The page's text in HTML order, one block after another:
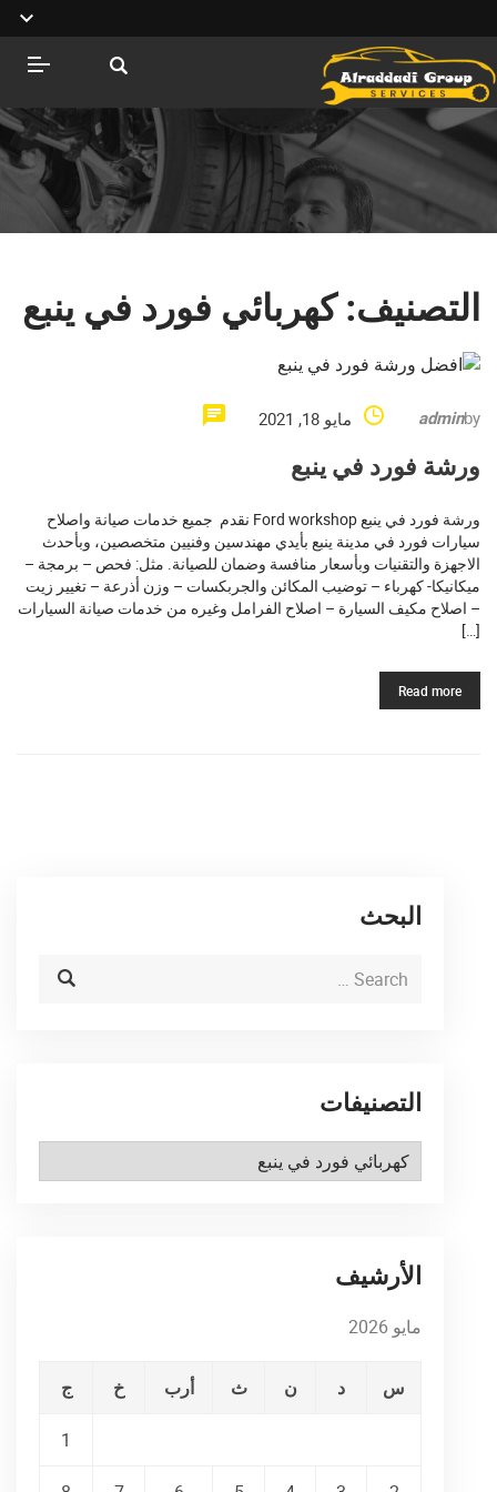
التصنيف: كهربائي فورد في ينبع
by
admin مايو 18, 2021
ورشة فورد في ينبع
ورشة فورد في ينبع Ford workshop نقدم جميع خدمات صيانة واصلاح
سيارات فورد في مدينة ينبع بأيدي مهندسين وفنيين متخصصين، وبأحدث
الاجهزة والتقنيات وبأسعار منافسة وضمان للصيانة. مثل: فحص – برمجة –
ميكانيكا- كهرباء – توضيب المكائن والجربكسات – وزن أذرعة – تغيير زيت
– اصلاح مكيف السيارة – اصلاح الفرامل وغيره من خدمات صيانة السيارات
[…]
Read more
البحث
التصنيفات
التصنيفات
الأرشيف
مايو 2026
س د ن ث أرب خ ج
1